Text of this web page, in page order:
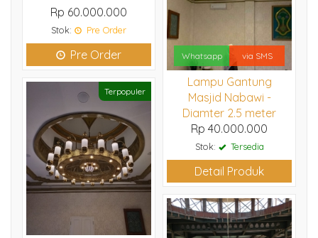
Rp 60.000.000
Stok: Pre Order
Pre Order Whatsapp via SMS
Lampu Gantung
Masjid Nabawi -
Diamter 2.5 meter
Rp 40.000.000
Stok: Tersedia
Detail Produk
Terpopuler